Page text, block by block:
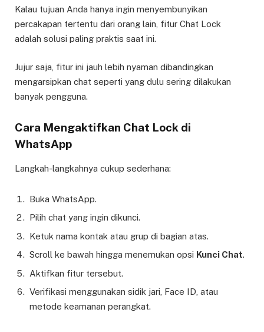
Kalau tujuan Anda hanya ingin menyembunyikan
percakapan tertentu dari orang lain, fitur Chat Lock
adalah solusi paling praktis saat ini.
Jujur saja, fitur ini jauh lebih nyaman dibandingkan
mengarsipkan chat seperti yang dulu sering dilakukan
banyak pengguna.
Cara Mengaktifkan Chat Lock di
WhatsApp
Langkah-langkahnya cukup sederhana:
Buka WhatsApp.
Pilih chat yang ingin dikunci.
Ketuk nama kontak atau grup di bagian atas.
Scroll ke bawah hingga menemukan opsi Kunci Chat.
Aktifkan fitur tersebut.
Verifikasi menggunakan sidik jari, Face ID, atau
metode keamanan perangkat.